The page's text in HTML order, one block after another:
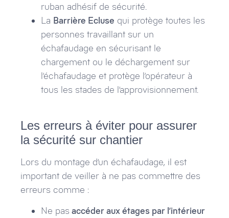
ruban adhésif de sécurité.
La Barrière Ecluse qui protège toutes les
personnes travaillant sur un
échafaudage en sécurisant le
chargement ou le déchargement sur
l’échafaudage et protège l’opérateur à
tous les stades de l’approvisionnement.
Les erreurs à éviter pour assurer
la sécurité sur chantier
Lors du montage d’un échafaudage, il est
important de veiller à ne pas commettre des
erreurs comme :
Ne pas accéder aux étages par l’intérieur